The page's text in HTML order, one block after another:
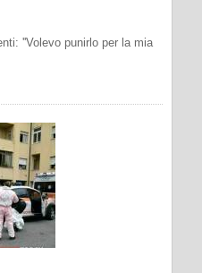
''Volevo punirlo per la mia